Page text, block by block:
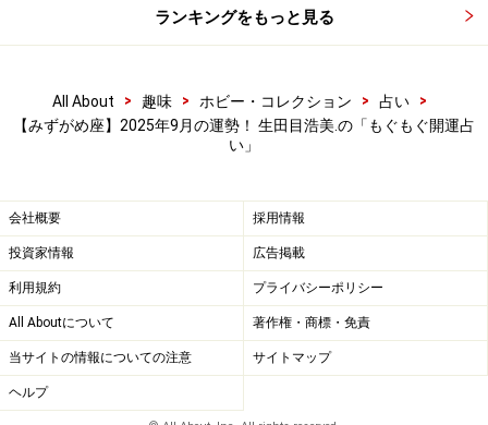
ランキングをもっと見る
All About > 趣味 > ホビー・コレクション > 占い
>
【みずがめ座】2025年9月の運勢！ 生田目浩美.の「もぐもぐ開運占
い」
会社概要 採用情報
投資家情報 広告掲載
利用規約 プライバシーポリシー
All Aboutについて 著作権・商標・免責
当サイトの情報についての注意 サイトマップ
ヘルプ